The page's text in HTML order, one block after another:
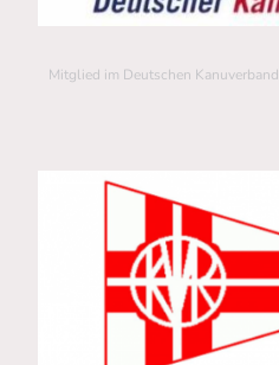
Mitglied im Deutschen Kanuverband